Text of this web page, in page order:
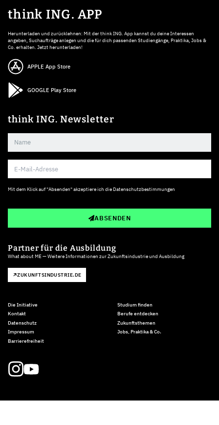
think ING. APP
Herunterladen und zurücklehnen: Mit der think ING. App kannst du deine Interessen
angeben, Suchaufträge anlegen und die für dich passenden Studiengänge, Praktika, Jobs &
Co. erhalten. Jetzt herunterladen!
APPLE App Store
GOOGLE Play Store
think ING. Newsletter
Mit dem Klick auf "Absenden" akzeptiere ich die Datenschutzbestimmungen
ABSENDEN
Partner für die Ausbildung
What about ME — Weitere Informationen zur Zukunftsindustrie und Ausbildung
ZUKUNFTSINDUSTRIE.DE
Die Initiative
Kontakt
Datenschutz
Impressum
Barrierefreiheit
Studium finden
Berufe entdecken
Zukunftsthemen
Jobs, Praktika & Co.